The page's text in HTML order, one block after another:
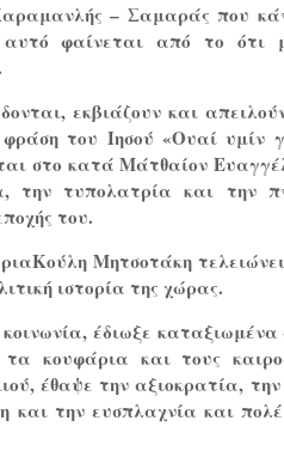
– Σαμαράς που
αυτό φαίνεται από το ότι
εκβιάζουν και
φράση του Ιησού «Ουαί υμίν
στο κατά Μάτθαίον
την τυπολατρία και την
του.
Μητσοτάκη
ιστορία της χώρας.
έδιωξε καταξιωμένα
κουφάρια και τους
έθαψε την αξιοκρατία,
και την ευσπλαχνία και